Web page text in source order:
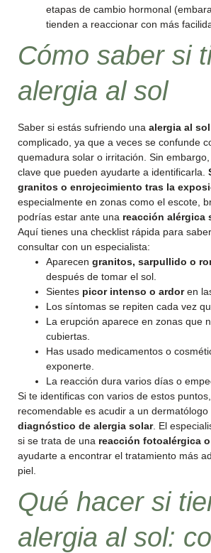
etapas de cambio hormonal
tienden a reaccionar con más
Cómo saber si
alergia al sol
Saber si estás sufriendo una alergia al sol
complicado, ya que a veces se confunde
quemadura solar o irritación. Sin
clave que pueden ayudarte a identificarla.
granitos o enrojecimiento tras la
especialmente en zonas como el escote,
podrías estar ante una reacción alérgica
Aquí tienes una checklist rápida para
consultar con un especialista:
Aparecen granitos, sarpullido o
después de tomar el sol.
Sientes picor intenso o ardoren
Los síntomas se repiten cada vez
La erupción aparece en zonas que
cubiertas.
Has usado medicamentos o
exponerte.
La reacción dura varios días o
Si te identificas con varios de estos
recomendable es acudir a un
diagnóstico de alergia solar. El
si se trata de una reacción fotoalérgica
ayudarte a encontrar el tratamiento más
piel.
Qué hacer si
alergia al sol: